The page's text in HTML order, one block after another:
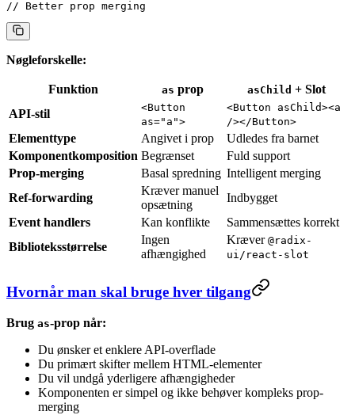
// Better prop merging
Nøgleforskelle:
Funktion as prop asChild + Slot
API-stil
<Button
as="a">
<Button asChild><a
/></Button>
Elementtype Angivet i prop
Udledes fra barnet
Komponentkomposition Begrænset
Fuld support
Prop-merging
Basal spredning Intelligent merging
Ref-forwarding
Kræver manuel
opsætning
Indbygget
Event handlers
Kan konflikte
Sammensættes korrekt
Biblioteksstørrelse
Ingen
afhængighed
Kræver @radix-
ui/react-slot
Hvornår man skal bruge hver tilgang
Brug as-prop når:
Du ønsker et enklere API-overflade
Du primært skifter mellem HTML-elementer
Du vil undgå yderligere afhængigheder
Komponenten er simpel og ikke behøver kompleks prop-
merging